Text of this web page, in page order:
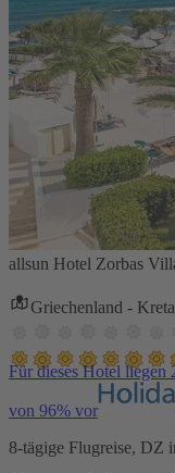
allsun Hotel Zorbas
Griechenland -
Für dieses Hotel
von 96% vor
8-tägige Flugreise, DZ